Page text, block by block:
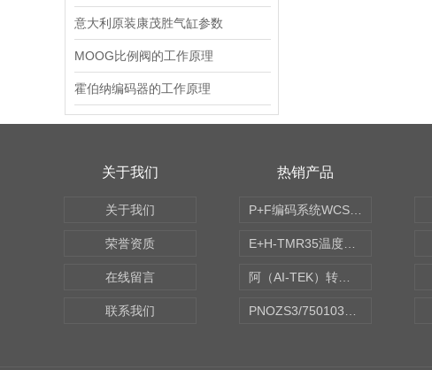
意大利原装康茂胜气缸参数
MOOG比例阀的工作原理
霍伯纳编码器的工作原理
关于我们
关于我们
荣誉资质
在线留言
联系我们
热销产品